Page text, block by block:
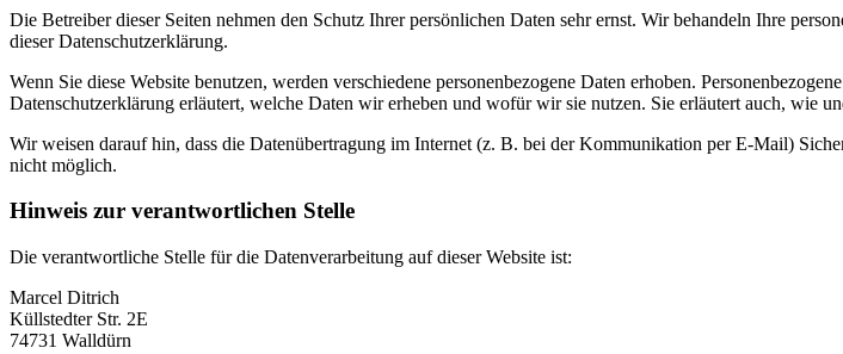
Die Betreiber dieser Seiten nehmen den Schutz Ihrer persönlichen Daten sehr ernst. Wir behandeln Ihre
dieser Datenschutzerklärung.
Wenn Sie diese Website benutzen, werden verschiedene personenbezogene Daten erhoben.
Datenschutzerklärung erläutert, welche Daten wir erheben und wofür wir sie nutzen. Sie erläutert auch, wie
Wir weisen darauf hin, dass die Datenübertragung im Internet (z. B. bei der Kommunikation per E-Mail)
nicht möglich.
Hinweis zur verantwortlichen Stelle
Die verantwortliche Stelle für die Datenverarbeitung auf dieser Website ist:
Marcel Ditrich
Küllstedter Str. 2E
74731 Walldürn